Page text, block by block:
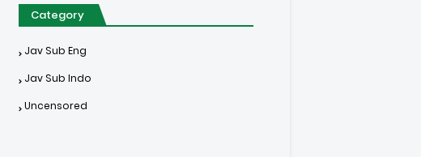
Category
Jav Sub Eng
Jav Sub Indo
Uncensored